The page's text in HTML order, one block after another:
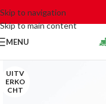
Skip to navigation
Skip to main content
MENU
UITV
ERKO
CHT